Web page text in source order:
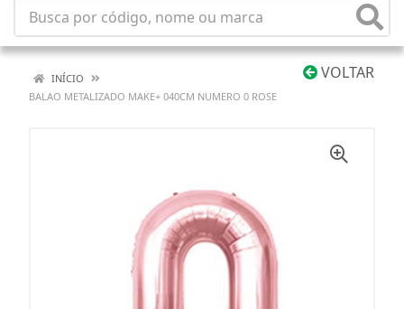
VOLTAR
INÍCIO
BALAO METALIZADO MAKE+ 040CM NUMERO 0 ROSE